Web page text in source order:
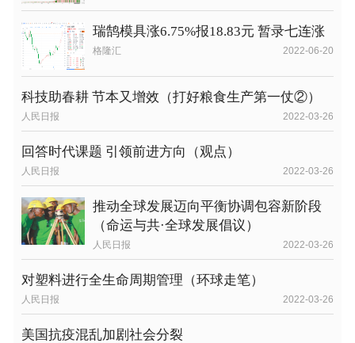
瑞鹄模具涨6.75%报18.83元 暂录七连涨
格隆汇 2022-06-20
科技助春耕 节本又增效（打好粮食生产第一仗②）
人民日报 2022-03-26
回答时代课题 引领前进方向（观点）
人民日报 2022-03-26
推动全球发展迈向平衡协调包容新阶段
（命运与共·全球发展倡议）
人民日报 2022-03-26
对塑料进行全生命周期管理（环球走笔）
人民日报 2022-03-26
美国抗疫混乱加剧社会分裂